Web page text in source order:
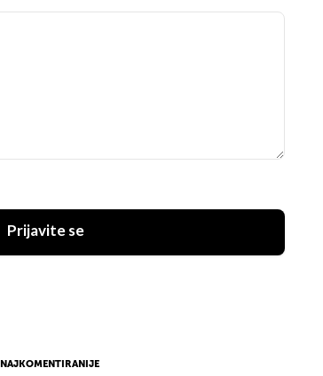
Prijavite se
NAJKOMENTIRANIJE